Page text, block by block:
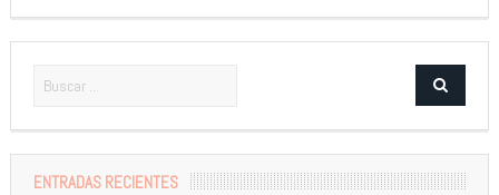
ENTRADAS RECIENTES